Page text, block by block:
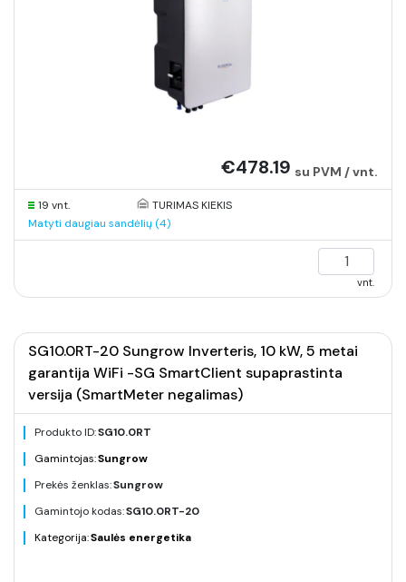
€478.19 su PVM / vnt.
19 vnt.
TURIMAS KIEKIS
Matyti daugiau sandėlių (4)
vnt.
SG10.0RT-20 Sungrow Inverteris, 10 kW, 5 metai
garantija WiFi -SG SmartClient supaprastinta
versija (SmartMeter negalimas)
Produkto ID:SG10.0RT
Gamintojas:Sungrow
Prekės ženklas:Sungrow
Gamintojo kodas:SG10.0RT-20
Kategorija:Saulės energetika